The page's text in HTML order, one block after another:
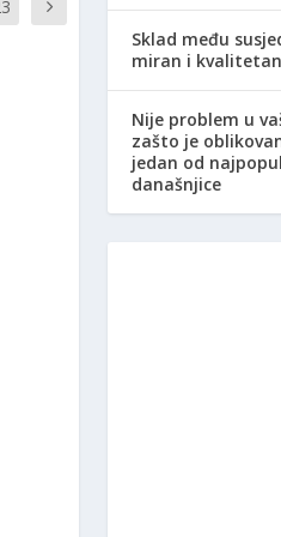
Sklad među
miran i
Nije problem u
zašto je
jedan od
današnjice